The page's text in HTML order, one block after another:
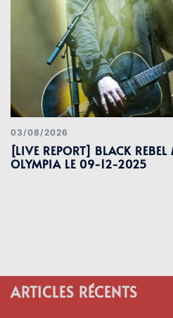
03/08/2026
[LIVE REPORT] BLACK
OLYMPIA LE 09-12-2025
ARTICLES RÉCENTS